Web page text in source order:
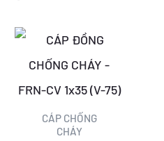
CÁP CHỐNG
CHÁY
Giá
gốc
là:
140.776 ₫.
Giá
hiện
tại
là: